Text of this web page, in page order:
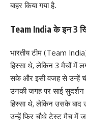
बाहर किया गया है.
Team India के इन 3
भारतीय टीम (Team
हिस्सा थे, लेकिन 3 मैचों में
सके और इसी वजह से उन्हें
उनकी जगह पर साई
हिस्सा थे, लेकिन उसके बाद
उन्हें फिर चौथे टेस्ट मैच में